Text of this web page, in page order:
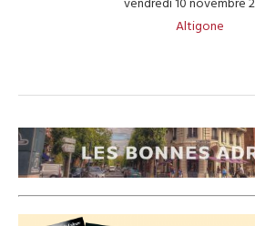
Altigone